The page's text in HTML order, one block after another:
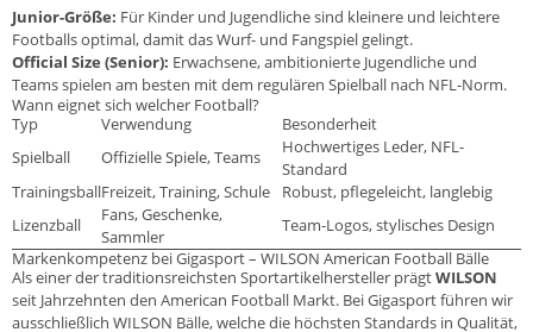
Junior-Größe: Für Kinder und Jugendliche sind kleinere und leichtere
Footballs optimal, damit das Wurf- und Fangspiel gelingt.
Official Size (Senior): Erwachsene, ambitionierte Jugendliche und
Teams spielen am besten mit dem regulären Spielball nach NFL-Norm.
Wann eignet sich welcher Football?
Typ
Verwendung
Besonderheit
Spielball
Offizielle Spiele, Teams
Hochwertiges Leder, NFL-
Standard
TrainingsballFreizeit, Training, Schule
Robust, pflegeleicht, langlebig
Lizenzball
Fans, Geschenke,
Sammler
Team-Logos, stylisches Design
Markenkompetenz bei Gigasport – WILSON American Football Bälle
Als einer der traditionsreichsten Sportartikelhersteller prägtWILSON
seit Jahrzehnten den American Football Markt. Bei Gigasport führen wir
ausschließlich WILSON Bälle, welche die höchsten Standards in Qualität,